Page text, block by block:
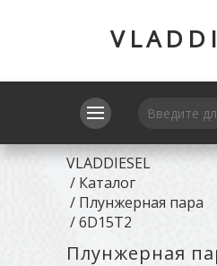
VLADDIESEL
/ Каталог
/ Плунжерная пара
/6D15T2
Плунжерная